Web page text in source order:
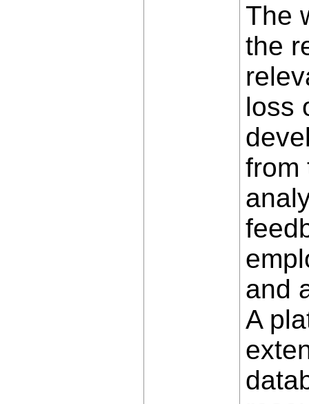
The
the
loss
from
and
A